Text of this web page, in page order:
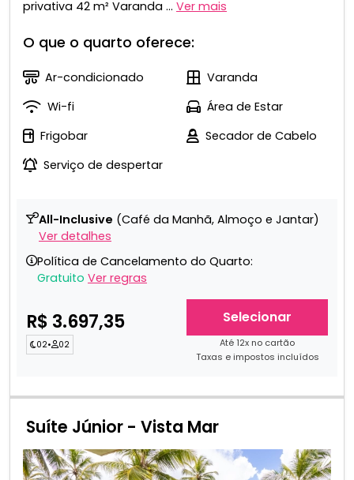
privativa 42 m² Varanda ... Ver mais
O que o quarto oferece:
Ar-condicionado
Varanda
Wi-fi
Área de Estar
Frigobar
Secador de Cabelo
Serviço de despertar
All-Inclusive (Café da Manhã, Almoço e Jantar)
Ver detalhes
Política de Cancelamento do Quarto:
Gratuito Ver regras
R$ 3.697,35
02• 02
Selecionar
Até 12x no cartão
Taxas e impostos incluídos
Suíte Júnior - Vista Mar